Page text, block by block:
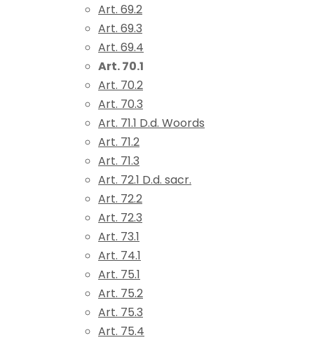
Art. 69.2
Art. 69.3
Art. 69.4
Art. 70.1
Art. 70.2
Art. 70.3
Art. 71.1 D.d. Woords
Art. 71.2
Art. 71.3
Art. 72.1 D.d. sacr.
Art. 72.2
Art. 72.3
Art. 73.1
Art. 74.1
Art. 75.1
Art. 75.2
Art. 75.3
Art. 75.4